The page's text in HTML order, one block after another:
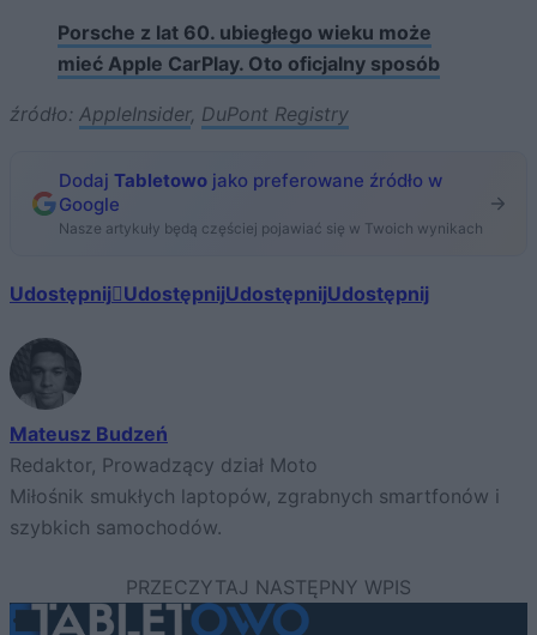
Porsche z lat 60. ubiegłego wieku może
mieć Apple CarPlay. Oto oficjalny sposób
źródło: AppleInsider, DuPont Registry
Dodaj Tabletowo jako preferowane źródło w
Google
Nasze artykuły będą częściej pojawiać się w Twoich wynikach
Udostępnij UdostępnijUdostępnijUdostępnij
Mateusz Budzeń
Redaktor, Prowadzący dział Moto
Miłośnik smukłych laptopów, zgrabnych smartfonów i
szybkich samochodów.